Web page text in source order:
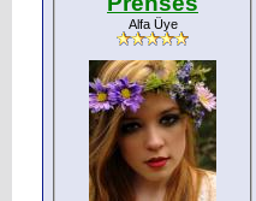
Alfa Üye